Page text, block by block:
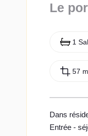
Le
1
57
Dans
Entrée -